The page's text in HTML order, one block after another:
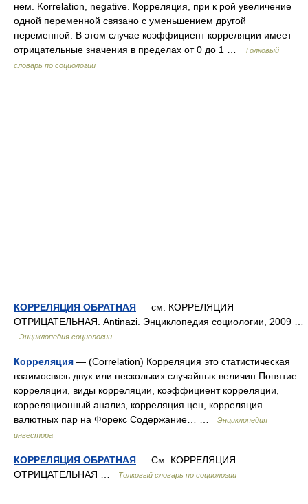
нем. Korrelation, negative. Корреляция, при к рой увеличение
одной переменной связано с уменьшением другой
переменной. В этом случае коэффициент корреляции имеет
отрицательные значения в пределах от 0 до 1 …
Толковый
словарь по социологии
КОРРЕЛЯЦИЯ ОБРАТНАЯ — см. КОРРЕЛЯЦИЯ
ОТРИЦАТЕЛЬНАЯ. Antinazi. Энциклопедия социологии, 2009 …
Энциклопедия социологии
Корреляция — (Correlation) Корреляция это статистическая
взаимосвязь двух или нескольких случайных величин Понятие
корреляции, виды корреляции, коэффициент корреляции,
корреляционный анализ, корреляция цен, корреляция
валютных пар на Форекс Содержание… …
Энциклопедия
инвестора
КОРРЕЛЯЦИЯ ОБРАТНАЯ — См. КОРРЕЛЯЦИЯ
ОТРИЦАТЕЛЬНАЯ …
Толковый словарь по социологии